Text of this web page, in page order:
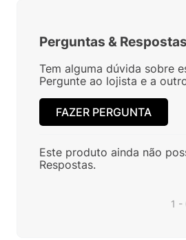
Perguntas & Respostas
Tem alguma dúvida sobre
Pergunte ao lojista e a
FAZER PERGUNTA
Este produto ainda não
Respostas.
1